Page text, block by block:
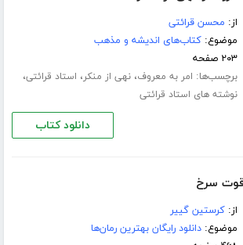
از: محسن قرائتی
موضوع:کتاب‌های اندیشه و مذهب
۲۰۳ صفحه
برچسب‌ها: امر به معروف،نهی از منکر، استاد قرائتی،
نوشته های استاد قرائتی
دانلود کتاب
سرخ
از:کرستین گییر
موضوع:دانلود رایگان بهترین رمان‌ها